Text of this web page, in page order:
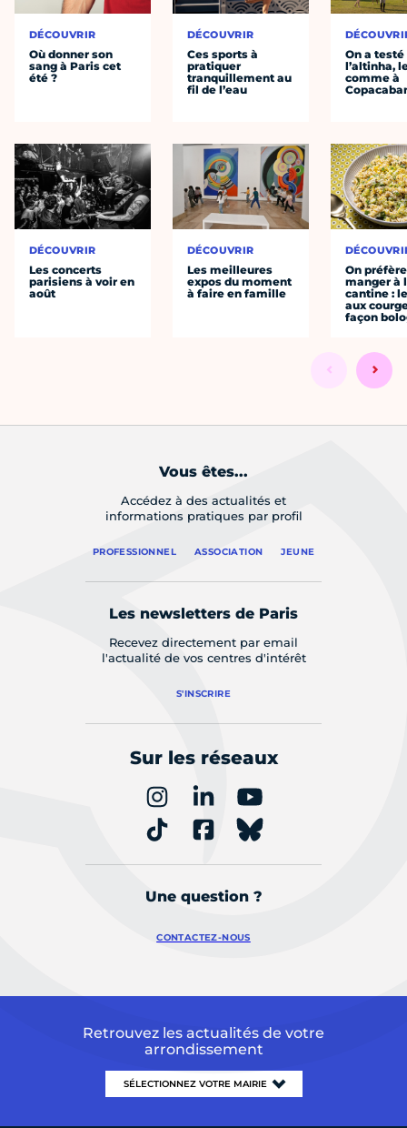
DÉCOUVRIR
Où donner son
sang à Paris cet
été ?
DÉCOUVRIR
Les concerts
parisiens à voir en
août
DÉCOUVRIR
Ces sports à
pratiquer
tranquillement au
fil de l’eau
DÉCOUVRIR
Les meilleures
expos du moment
à faire en famille
On a testé
l’altinha,
comme à
On préfère
manger à
cantine :
aux
façon
Vous êtes...
Accédez à des actualités et
informations pratiques par profil
PROFESSIONNEL ASSOCIATION JEUNE
Les newsletters de Paris
Recevez directement par email
l'actualité de vos centres d'intérêt
S'INSCRIRE
Sur les réseaux
Une question ?
CONTACTEZ-NOUS
Retrouvez les actualités de votre
arrondissement